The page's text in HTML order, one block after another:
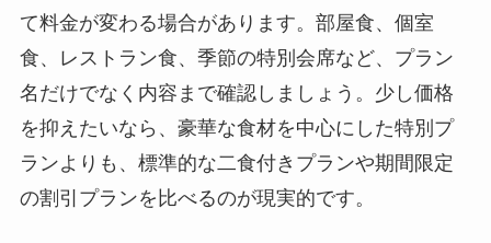
て料金が変わる場合があります。部屋食、個室
食、レストラン食、季節の特別会席など、プラン
名だけでなく内容まで確認しましょう。少し価格
を抑えたいなら、豪華な食材を中心にした特別プ
ランよりも、標準的な二食付きプランや期間限定
の割引プランを比べるのが現実的です。